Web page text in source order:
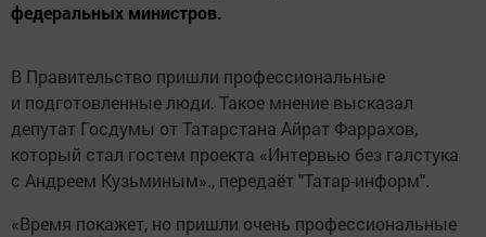
федеральных министров.
В Правительство пришли профессиональные
и подготовленные люди. Такое мнение высказал
депутат Госдумы от Татарстана Айрат Фаррахов,
который стал гостем проекта «Интервью без галстука
с Андреем Кузьминым»., передаёт "Татар-информ".
«Время покажет, но пришли очень профессиональные